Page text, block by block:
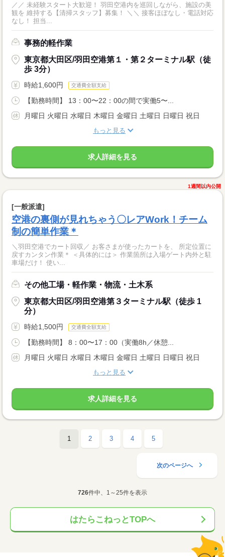
／／ 未経験スタート大歓迎！ 羽田空港内を巡回しながら、施設の美
観を 維持する【清掃スタッフ】募集！ ＼＼ 接客ほぼなし・電話対応
なし！ 担当...
事務的軽作業
東京都大田区/羽田空港第１・第２ターミナル駅（徒
歩 3分）
時給1,600円 交通費全額支給
【勤務時間】 13：00〜22：00の間で実働5〜...
月曜日 火曜日 水曜日 木曜日 金曜日 土曜日 日曜日 祝日
もっと見る
求人詳細を見る
1週間以内公開
[一般派遣]
空港の裏側が見れちゃう〇レアWork！チーム
制の簡単作業＊
＼羽田空港でカート回収／ お客さまが使ったカートを、 所定位置に
戻すカンタン作業＊ ＜具体的には＞ 作業箇所は入場ゲート内外と駐
車場だけ！ 使い...
その他工場・軽作業・物流・土木系
東京都大田区/羽田空港第３ターミナル駅（徒歩 1
分）
時給1,500円 交通費全額支給
【勤務時間】 8：00〜17：00（実働8h／休憩...
月曜日 火曜日 水曜日 木曜日 金曜日 土曜日 日曜日 祝日
もっと見る
求人詳細を見る
1 2 3 4 5
次のページへ
726件中、1～25件を表示
はたらこねっとTOPへ